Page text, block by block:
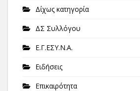
Δίχως κατηγορία
ΔΣ Συλλόγου
Ε.Γ.ΕΣΥ.Ν.Α.
Ειδήσεις
Επικαιρότητα